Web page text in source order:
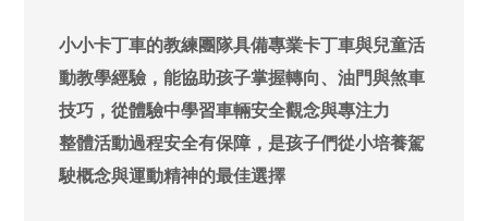
小小卡丁車的教練團隊具備專業卡丁車與兒童活
動教學經驗，能協助孩子掌握轉向、油門與煞車
技巧，從體驗中學習車輛安全觀念與專注力
整體活動過程安全有保障，是孩子們從小培養駕
駛概念與運動精神的最佳選擇